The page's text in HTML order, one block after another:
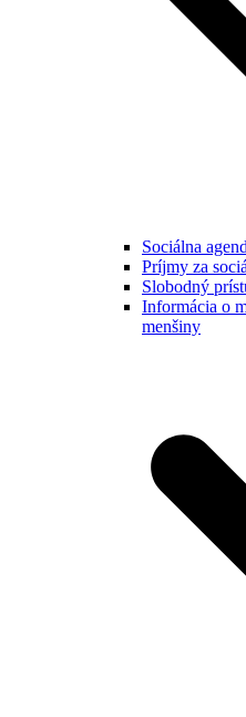
Sociálna
Príjmy za
Slobodný
Informácia o
menšiny